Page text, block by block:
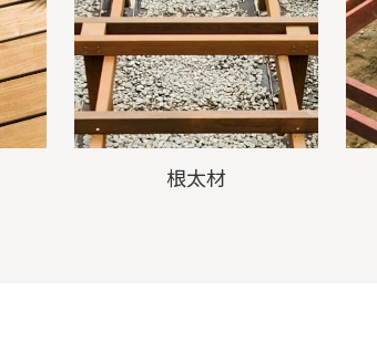
根太材